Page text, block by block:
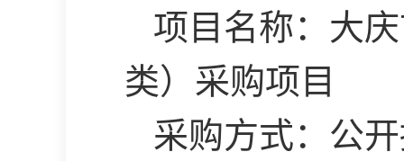
项目名称：大
类）采购项目
采购方式：公